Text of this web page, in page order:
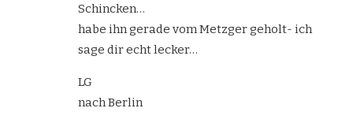
Schincken…
habe ihn gerade vom Metzger geholt- ich
sage dir echt lecker…
LG
nach Berlin